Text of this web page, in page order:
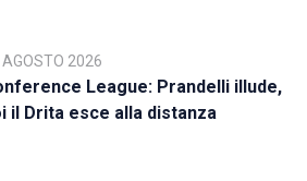
2026
League: Prandelli illude,
il Drita esce alla distanza